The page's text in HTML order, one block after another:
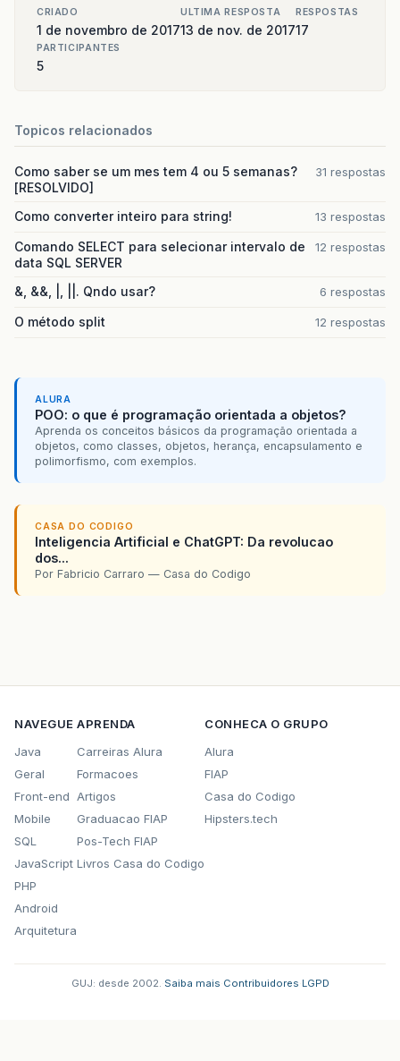
CRIADO
1 de novembro de 2017
ULTIMA RESPOSTA
13 de nov. de 2017
RESPOSTAS
17
PARTICIPANTES
5
Topicos relacionados
Como saber se um mes tem 4 ou 5 semanas?
[RESOLVIDO]
31 respostas
Como converter inteiro para string! 13 respostas
Comando SELECT para selecionar intervalo de
data SQL SERVER
12 respostas
&, &&, |, ||. Qndo usar? 6 respostas
O método split 12 respostas
ALURA
POO: o que é programação orientada a objetos?
Aprenda os conceitos básicos da programação orientada a
objetos, como classes, objetos, herança, encapsulamento e
polimorfismo, com exemplos.
CASA DO CODIGO
Inteligencia Artificial e ChatGPT: Da revolucao
dos...
Por Fabricio Carraro — Casa do Codigo
NAVEGUE
Java
Geral
Front-end
Mobile
SQL
JavaScript
PHP
Android
Arquitetura
APRENDA
Carreiras Alura
Formacoes
Artigos
Graduacao FIAP
Pos-Tech FIAP
Livros Casa do Codigo
CONHECA O GRUPO
Alura
FIAP
Casa do Codigo
Hipsters.tech
GUJ: desde 2002. Saiba mais Contribuidores LGPD